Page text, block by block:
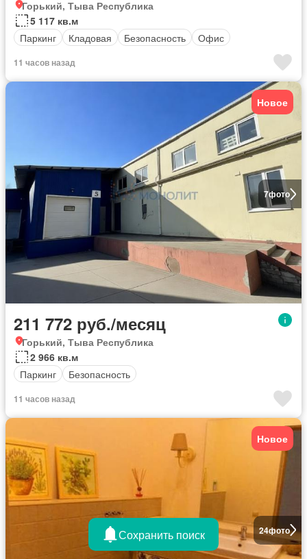
Горький, Тыва Республика
5 117 кв.м
Паркинг
Кладовая Безопасность Офис
11 часов назад
7фото
Новое
211 772 руб./месяц
Горький, Тыва Республика
2 966 кв.м
Паркинг
Безопасность
11 часов назад
24фото
Новое
Сохранить поиск